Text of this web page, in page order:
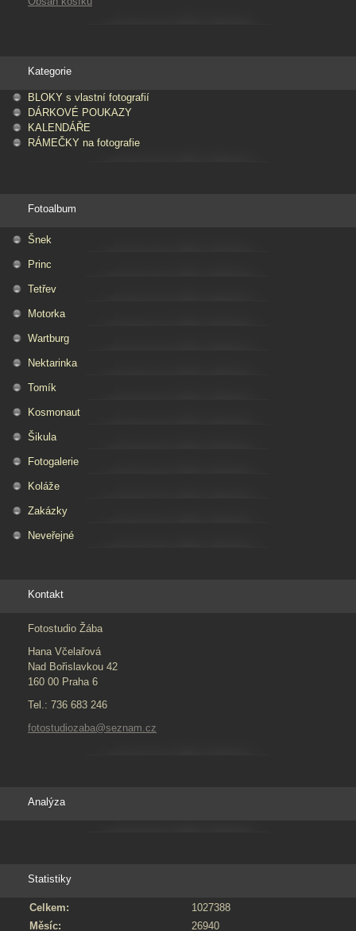
Kategorie
BLOKY s vlastní fotografií
DÁRKOVÉ POUKAZY
KALENDÁŘE
RÁMEČKY na fotografie
Fotoalbum
Šnek
Princ
Tetřev
Motorka
Wartburg
Nektarinka
Tomík
Kosmonaut
Šikula
Fotogalerie
Koláže
Zakázky
Neveřejné
Kontakt
Fotostudio Žába
Hana Včelařová
Nad Bořislavkou 42
160 00 Praha 6
Tel.: 736 683 246
fotostudiozaba@seznam.cz
Analýza
Statistiky
Celkem:
1027388
Měsíc:
26940